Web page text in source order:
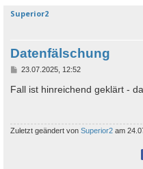
Superior2
Datenfälschung
B
i
t
g
23.07.2025, 12:52
Fall ist hinreichend geklärt -
Zuletzt geändert von Superior2 am